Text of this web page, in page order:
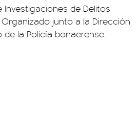
Investigaciones de Delitos
junto a la Dirección
la Policía bonaerense.